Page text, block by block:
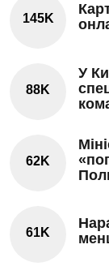
145K
88K
У
62K
61K